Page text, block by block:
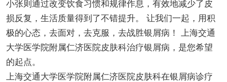
小张则通过改变饮食习惯和规律作息，有效地减少了皮
损反复，生活质量得到了不错提升。 让我们一起，用积
极的心态，去面对，去克服，去战胜银屑病！ 上海交通
大学医学院附属仁济医院皮肤科治疗银屑病，是您希望
的起点。
上海交通大学医学院附属仁济医院皮肤科在银屑病诊疗